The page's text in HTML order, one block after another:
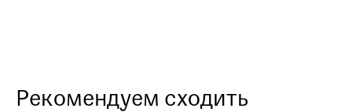
Рекомендуем сходить